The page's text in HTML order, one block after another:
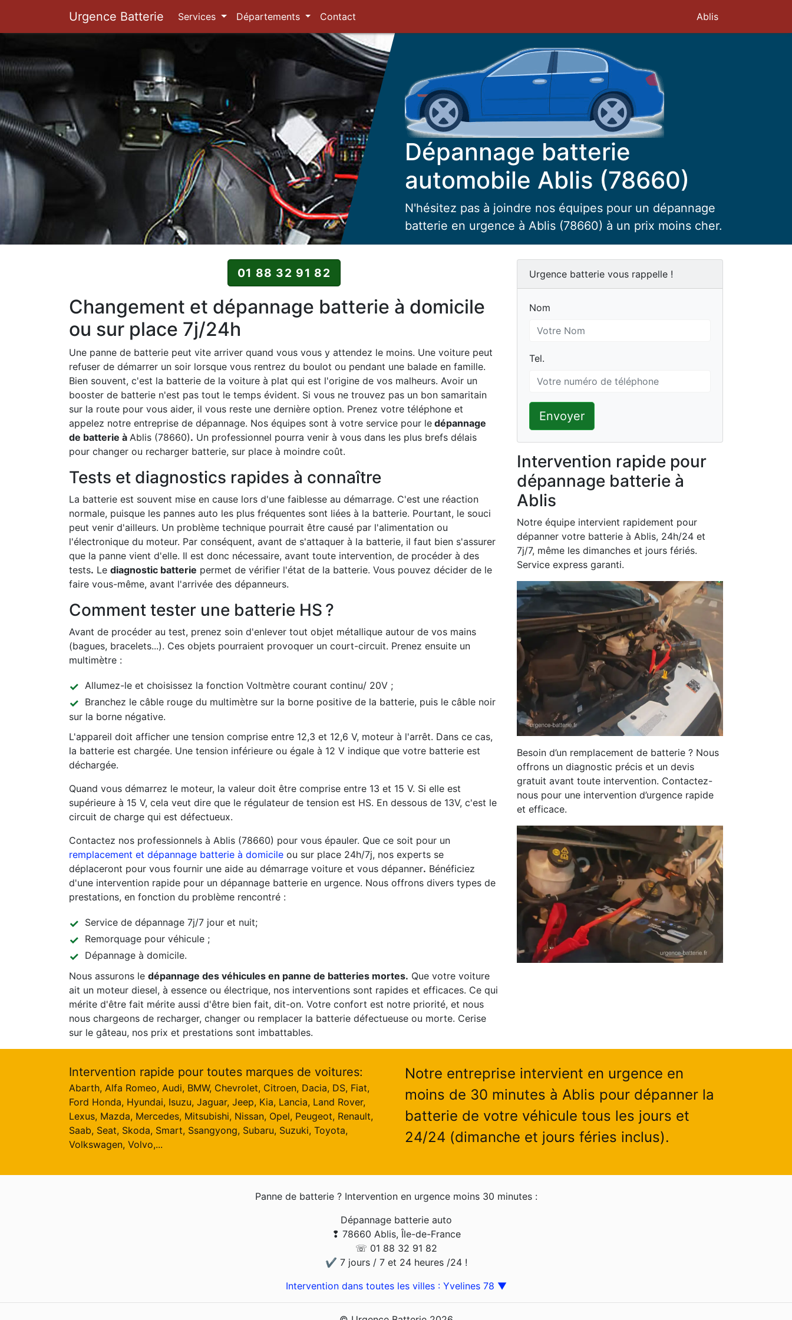
Urgence Batterie Services Départements Contact Ablis
Dépannage batterie
automobile Ablis (78660)
N'hésitez pas à joindre nos équipes pour un dépannage
batterie en urgence à Ablis (78660) à un prix moins cher.
01 88 32 91 82
Changement et dépannage batterie à domicile
ou sur place 7j/24h
Une panne de batterie peut vite arriver quand vous vous y attendez le moins. Une voiture peut
refuser de démarrer un soir lorsque vous rentrez du boulot ou pendant une balade en famille.
Bien souvent, c'est la batterie de la voiture à plat qui est l'origine de vos malheurs. Avoir un
booster de batterie n'est pas tout le temps évident. Si vous ne trouvez pas un bon samaritain
sur la route pour vous aider, il vous reste une dernière option. Prenez votre téléphone et
appelez notre entreprise de dépannage. Nos équipes sont à votre service pour le dépannage
de batterie à Ablis (78660). Un professionnel pourra venir à vous dans les plus brefs délais
pour changer ou recharger batterie, sur place à moindre coût.
Tests et diagnostics rapides à connaître
La batterie est souvent mise en cause lors d'une faiblesse au démarrage. C'est une réaction
normale, puisque les pannes auto les plus fréquentes sont liées à la batterie. Pourtant, le souci
peut venir d'ailleurs. Un problème technique pourrait être causé par l'alimentation ou
l'électronique du moteur. Par conséquent, avant de s'attaquer à la batterie, il faut bien s'assurer
que la panne vient d'elle. Il est donc nécessaire, avant toute intervention, de procéder à des
tests. Le diagnostic batterie permet de vérifier l'état de la batterie. Vous pouvez décider de le
faire vous-même, avant l'arrivée des dépanneurs.
Comment tester une batterie HS ?
Avant de procéder au test, prenez soin d'enlever tout objet métallique autour de vos mains
(bagues, bracelets...). Ces objets pourraient provoquer un court-circuit. Prenez ensuite un
multimètre :
Allumez-le et choisissez la fonction Voltmètre courant continu/ 20V ;
Branchez le câble rouge du multimètre sur la borne positive de la batterie, puis le câble noir
sur la borne négative.
L'appareil doit afficher une tension comprise entre 12,3 et 12,6 V, moteur à l'arrêt. Dans ce cas,
la batterie est chargée. Une tension inférieure ou égale à 12 V indique que votre batterie est
déchargée.
Quand vous démarrez le moteur, la valeur doit être comprise entre 13 et 15 V. Si elle est
supérieure à 15 V, cela veut dire que le régulateur de tension est HS. En dessous de 13V, c'est le
circuit de charge qui est défectueux.
Contactez nos professionnels à Ablis (78660) pour vous épauler. Que ce soit pour un
remplacement et dépannage batterie à domicile ou sur place 24h/7j, nos experts se
déplaceront pour vous fournir une aide au démarrage voiture et vous dépanner. Bénéficiez
d'une intervention rapide pour un dépannage batterie en urgence. Nous offrons divers types de
prestations, en fonction du problème rencontré :
Service de dépannage 7j/7 jour et nuit;
Remorquage pour véhicule ;
Dépannage à domicile.
Nous assurons le dépannage des véhicules en panne de batteries mortes. Que votre voiture
ait un moteur diesel, à essence ou électrique, nos interventions sont rapides et efficaces. Ce qui
mérite d'être fait mérite aussi d'être bien fait, dit-on. Votre confort est notre priorité, et nous
nous chargeons de recharger, changer ou remplacer la batterie défectueuse ou morte. Cerise
sur le gâteau, nos prix et prestations sont imbattables.
Urgence batterie vous rappelle !
Nom
Nom
Tel.
Tel.
Envoyer
Intervention rapide pour
dépannage batterie à
Ablis
Notre équipe intervient rapidement pour
dépanner votre batterie à Ablis, 24h/24 et
7j/7, même les dimanches et jours fériés.
Service express garanti.
Besoin d’un remplacement de batterie ? Nous
offrons un diagnostic précis et un devis
gratuit avant toute intervention. Contactez-
nous pour une intervention d’urgence rapide
et efficace.
Intervention rapide pour toutes marques de voitures:
Abarth, Alfa Romeo, Audi, BMW, Chevrolet, Citroen, Dacia, DS, Fiat,
Ford Honda, Hyundai, Isuzu, Jaguar, Jeep, Kia, Lancia, Land Rover,
Lexus, Mazda, Mercedes, Mitsubishi, Nissan, Opel, Peugeot, Renault,
Saab, Seat, Skoda, Smart, Ssangyong, Subaru, Suzuki, Toyota,
Volkswagen, Volvo,...
Notre entreprise intervient en urgence en
moins de 30 minutes à Ablis pour dépanner la
batterie de votre véhicule tous les jours et
24/24 (dimanche et jours féries inclus).
Panne de batterie ? Intervention en urgence moins 30 minutes :
Dépannage batterie auto
❢ 78660 Ablis, Île-de-France
☏ 01 88 32 91 82
✔ 7 jours / 7 et 24 heures /24 !
Intervention dans toutes les villes : Yvelines 78 ▼